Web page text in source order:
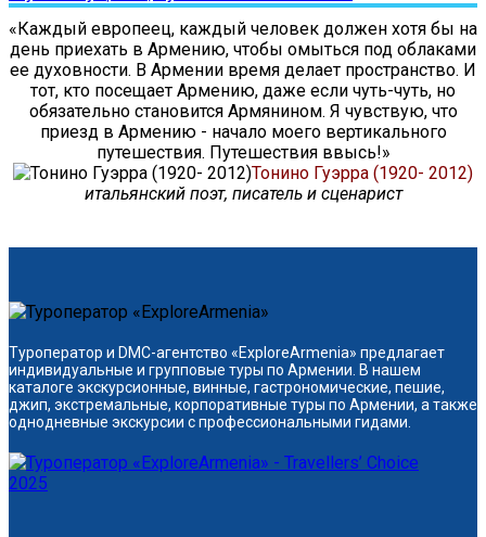
«Каждый европеец, каждый человек должен хотя бы на
день приехать в Армению, чтобы омыться под облаками
ее духовности. В Армении время делает пространство. И
тот, кто посещает Армению, даже если чуть-чуть, но
обязательно становится Армянином. Я чувствую, что
приезд в Армению - начало моего вертикального
путешествия. Путешествия ввысь!»
Тонино Гуэрра (1920- 2012)
итальянский поэт, писатель и сценарист
Туроператор и DMC-агентство «ExploreArmenia» предлагает
индивидуальные и групповые туры по Армении. В нашем
каталоге экскурсионные, винные, гастрономические, пешие,
джип, экстремальные, корпоративные туры по Армении, а также
однодневные экскурсии с профессиональными гидами.